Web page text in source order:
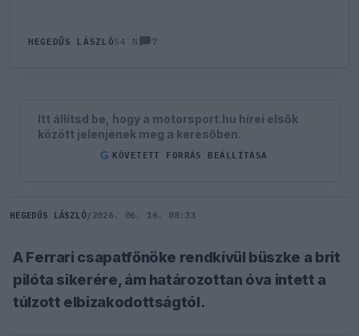
HEGEDŰS LÁSZLÓ54 N 7
Itt állítsd be, hogy a motorsport.hu hírei elsők
között jelenjenek meg a keresőben.
G KÖVETETT FORRÁS BEÁLLÍTÁSA
HEGEDŰS LÁSZLÓ/ 2026. 06. 16. 08:33
A Ferrari csapatfőnöke rendkívül büszke a brit
pilóta sikerére, ám határozottan óva intett a
túlzott elbizakodottságtól.